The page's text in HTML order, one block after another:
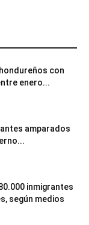
con
enero...
amparados
inmigrantes
según medios